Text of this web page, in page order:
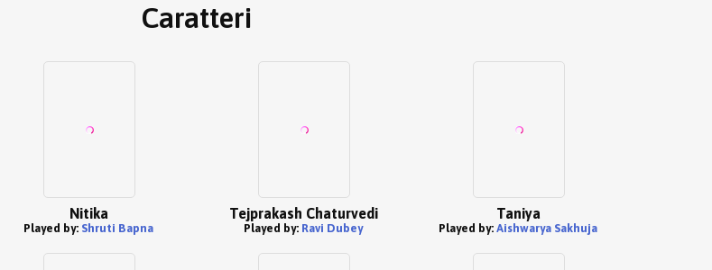
Caratteri
Nitika
Played by: Shruti Bapna
Tejprakash Chaturvedi
Played by: Ravi Dubey
Taniya
Played by: Aishwarya Sakhuja